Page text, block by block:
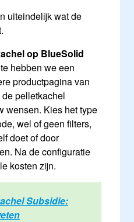
uiteindelijk wat de
op BlueSolid
hebben we een
productpagina van
pelletkachel
wensen. Kies het type
wel of geen filters,
doet of door
Na de configuratie
kosten zijn.
Subsidie: